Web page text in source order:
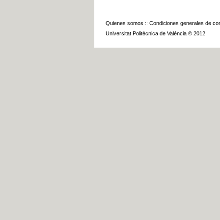
Quienes somos :: Condiciones generales de
Universitat Politècnica de València © 2012